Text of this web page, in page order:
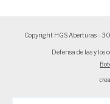
Copyright HGS Aberturas -
Defensa de las y los